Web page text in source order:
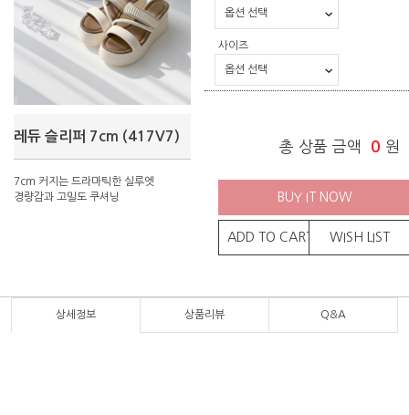
레듀 슬리퍼 7cm (417V7)
7cm 커지는 드라마틱한 실루엣
경량감과 고밀도 쿠셔닝
사이즈
총 상품 금액 0 원
BUY IT NOW
ADD TO CART WISH LIST
상세정보 상품리뷰 Q&A